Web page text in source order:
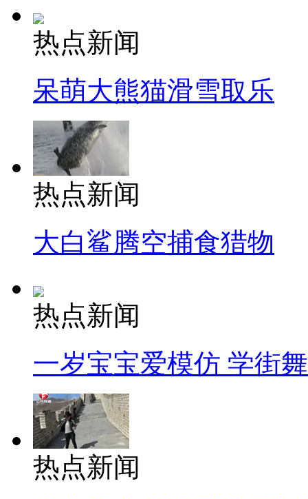
热点新闻
呆萌大熊猫滑雪取乐
热点新闻
大白鲨腾空捕食猎物
热点新闻
一岁宝宝爱模仿 学街
热点新闻